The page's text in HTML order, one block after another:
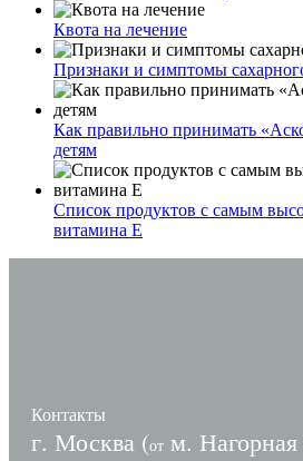
Квота на лечение
Признаки и симптомы
Как правильно принимать
детям
Список продуктов с самым
витамина E
Контакты
г. Москва (от м. Нагорная